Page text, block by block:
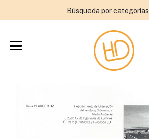
Búsqueda por categorías